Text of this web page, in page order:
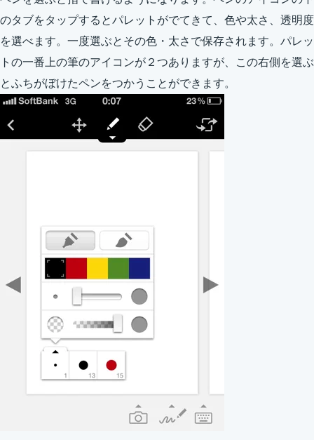
のタブをタップするとパレットがでてきて、色や太さ、透明度
を選べます。一度選ぶとその色・太さで保存されます。パレッ
トの一番上の筆のアイコンが２つありますが、この右側を選ぶ
とふちがぼけたペンをつかうことができます。